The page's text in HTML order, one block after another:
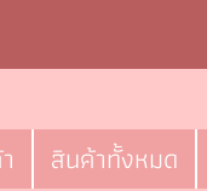
สินค้าทั้งหมด